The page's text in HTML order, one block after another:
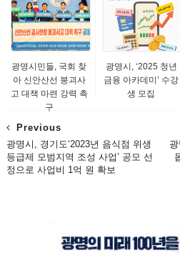
광명시민들, 국회 찾
아 신안산선 붕괴사
고 대책 마련 강력 촉
구
광명시, ‘2025 청년
금융 아카데미’ 수강
생 모집
Previous
광명시, 경기도‘2023년 음식점 위생
등급제 모범지역 조성 사업’ 공모 선
정으로 사업비 1억 원 확보